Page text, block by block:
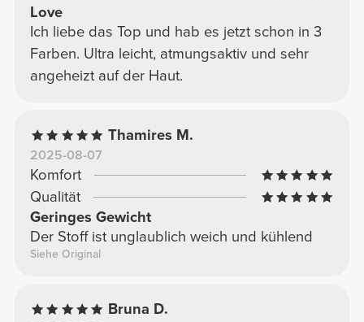
Love
Ich liebe das Top und hab es jetzt schon in 3
Farben. Ultra leicht, atmungsaktiv und sehr
angeheizt auf der Haut.
Thamires M.
2025-08-07
Komfort
Qualität
Geringes Gewicht
Der Stoff ist unglaublich weich und kühlend
Siehe Original
Bruna D.